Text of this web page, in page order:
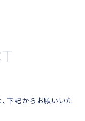
下記からお願いいた